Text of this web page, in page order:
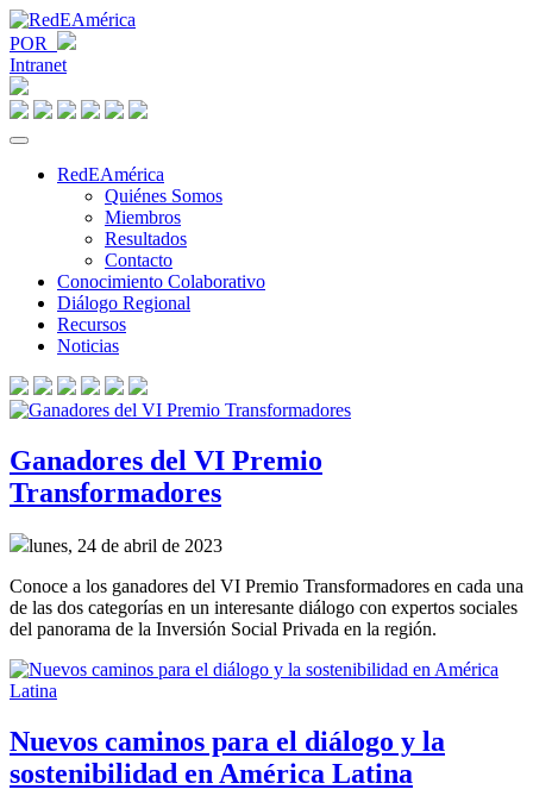
POR
Intranet
RedEAmérica
Quiénes Somos
Miembros
Resultados
Contacto
Conocimiento Colaborativo
Diálogo Regional
Recursos
Noticias
Ganadores del VI Premio
Transformadores
lunes, 24 de abril de 2023
Conoce a los ganadores del VI Premio Transformadores en cada una
de las dos categorías en un interesante diálogo con expertos sociales
del panorama de la Inversión Social Privada en la región.
Nuevos caminos para el diálogo y la
sostenibilidad en América Latina